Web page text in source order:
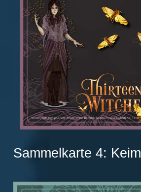
Sammelkarte 4: Keim